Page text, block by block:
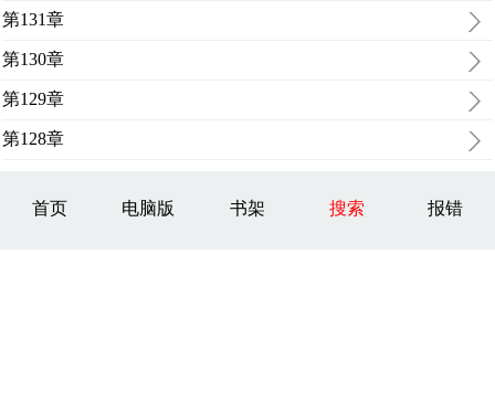
第131章
第130章
第129章
第128章
首页 电脑版 书架 搜索 报错